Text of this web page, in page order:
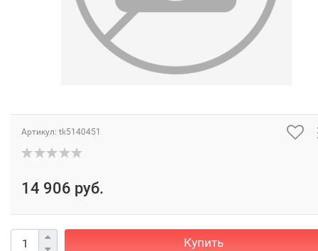
Артикул: tk5140451
14 906 руб.
Купить